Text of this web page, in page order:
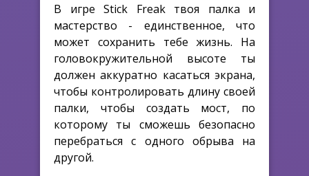
В игре Stick Freak твоя палка и
мастерство - единственное, что
может сохранить тебе жизнь. На
головокружительной высоте ты
должен аккуратно касаться экрана,
чтобы контролировать длину своей
палки, чтобы создать мост, по
которому ты сможешь безопасно
перебраться с одного обрыва на
другой.